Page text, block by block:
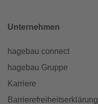
Unternehmen
hagebau connect
hagebau Gruppe
Karriere
Barrierefreiheitserklärung